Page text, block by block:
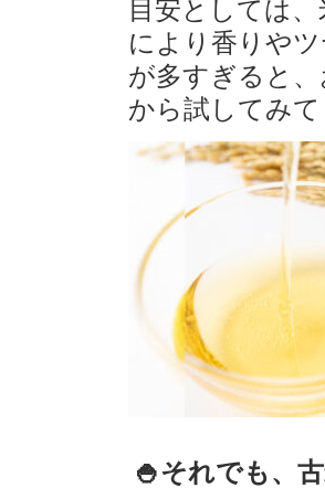
目安としては
により香りや
が多すぎると
から試してみ
🍚それでも、